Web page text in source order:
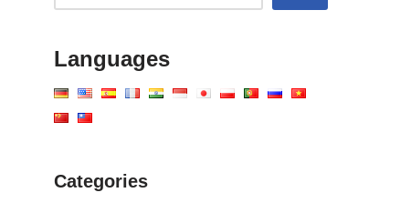
Languages
Categories